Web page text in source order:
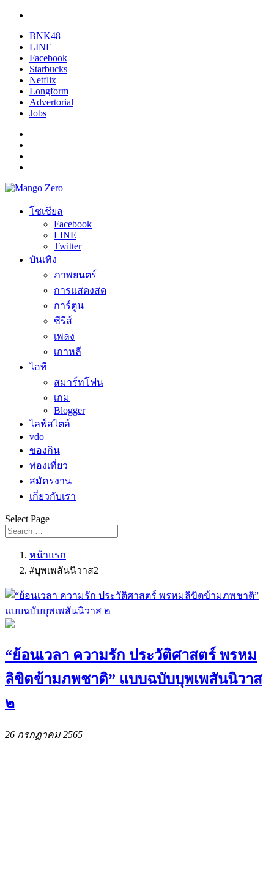
BNK48
LINE
Facebook
Starbucks
Netflix
Longform
Advertorial
Jobs
โซเชียล
Facebook
LINE
Twitter
บันเทิง
ภาพยนตร์
การแสดงสด
การ์ตูน
ซีรีส์
เพลง
เกาหลี
ไอที
สมาร์ทโฟน
เกม
Blogger
ไลฟ์สไตล์
vdo
ของกิน
ท่องเที่ยว
สมัครงาน
เกี่ยวกับเรา
Select Page
หน้าแรก
#บุพเพสันนิวาส2
“ย้อนเวลา ความรัก ประวัติศาสตร์ พรหม
ลิขิตข้ามภพชาติ” แบบฉบับบุพเพสันนิวาส
๒
26 กรกฏาคม 2565